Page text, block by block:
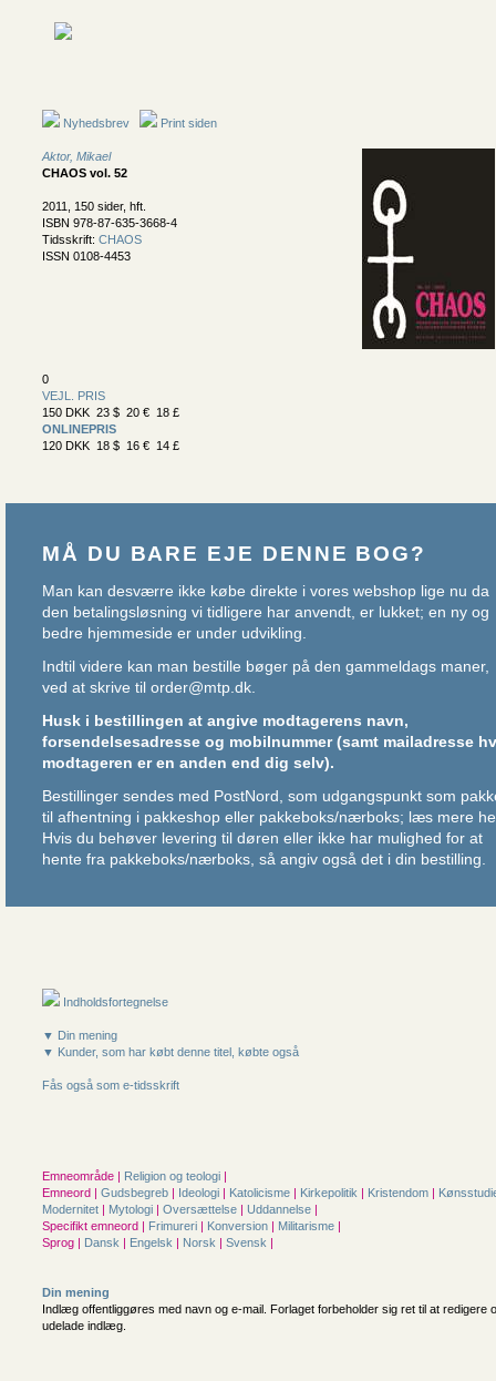
Nyhedsbrev Print siden
Aktor, Mikael
CHAOS vol. 52
2011, 150 sider, hft.
ISBN 978-87-635-3668-4
Tidsskrift: CHAOS
ISSN 0108-4453
0
VEJL. PRIS
150 DKK 23 $ 20 € 18 £
ONLINEPRIS
120 DKK 18 $ 16 € 14 £
MÅ DU BARE EJE DENNE BOG?
Man kan desværre ikke købe direkte i vores webshop lige nu da
den betalingsløsning vi tidligere har anvendt, er lukket; en ny og
bedre hjemmeside er under udvikling.
Indtil videre kan man bestille bøger på den gammeldags maner,
ved at skrive til order@mtp.dk.
Husk i bestillingen at angive modtagerens navn,
forsendelsesadresse og mobilnummer (samt mailadresse
modtageren er en anden end dig selv).
Bestillinger sendes med PostNord, som udgangspunkt som
til afhentning i pakkeshop eller pakkeboks/nærboks; læs mere
Hvis du behøver levering til døren eller ikke har mulighed for at
hente fra pakkeboks/nærboks, så angiv også det i din bestilling.
Indholdsfortegnelse
▼ Din mening
▼ Kunder, som har købt denne titel, købte også
Fås også som e-tidsskrift
Emneområde | Religion og teologi |
Emneord | Gudsbegreb | Ideologi | Katolicisme | Kirkepolitik | Kristendom |
Modernitet | Mytologi | Oversættelse | Uddannelse |
Specifikt emneord | Frimureri | Konversion | Militarisme |
Sprog | Dansk | Engelsk | Norsk | Svensk |
Din mening
Indlæg offentliggøres med navn og e-mail. Forlaget forbeholder sig ret til at redigere
udelade indlæg.